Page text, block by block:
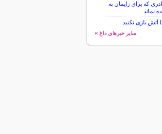
که برای زایمان به
نماند
آتش بازی نکنید
سایر خبرهای داغ »